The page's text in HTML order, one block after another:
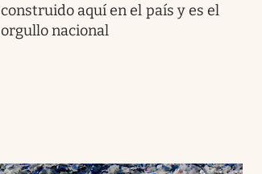
construido aquí en el país y es el
orgullo nacional